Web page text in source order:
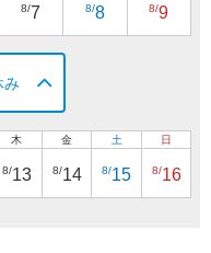
8/7 8/8 8/9
み
木
8/13
金
8/14
土
8/15
日
8/16